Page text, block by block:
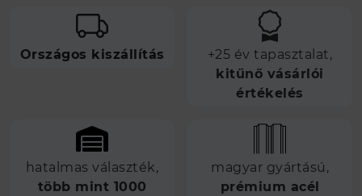
Országos kiszállítás
+25 év tapasztalat,
kitűnő vásárlói
értékelés
hatalmas választék,
több mint 1000
magyar gyártású,
prémium acél